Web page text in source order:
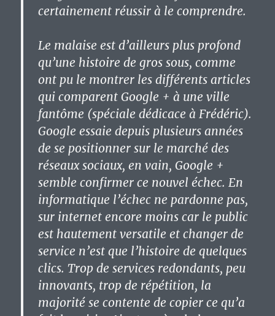
certainement réussir à le comprendre.
Le malaise est d’ailleurs plus profond
qu’une histoire de gros sous, comme
ont pu le montrer les différents articles
qui comparent Google + à une ville
fantôme (spéciale dédicace à Frédéric).
Google essaie depuis plusieurs années
de se positionner sur le marché des
réseaux sociaux, en vain, Google +
semble confirmer ce nouvel échec. En
informatique l’échec ne pardonne pas,
sur internet encore moins car le public
est hautement versatile et changer de
service n’est que l’histoire de quelques
clics. Trop de services redondants, peu
innovants, trop de répétition, la
majorité se contente de copier ce qu’a